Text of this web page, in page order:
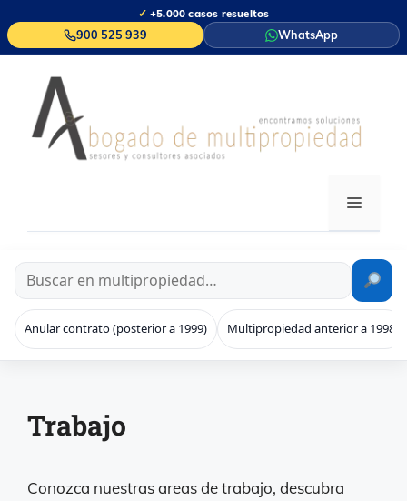
al
contenido
✓ +5.000 casos resueltos
900 525 939 WhatsApp
MENÚ
Anular contrato (posterior a 1999) Multipropiedad anterior a 1998
Trabajo
Conozca nuestras areas de trabajo, descubra